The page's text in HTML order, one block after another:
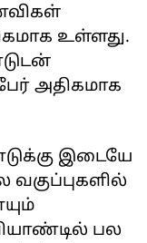
உள்ளது.
அதிகமாக
இடையே
பல